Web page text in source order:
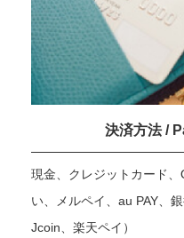
決済方法 /
現金、クレジットカード
い、メルペイ、au PAY、
Jcoin、楽天ペイ）